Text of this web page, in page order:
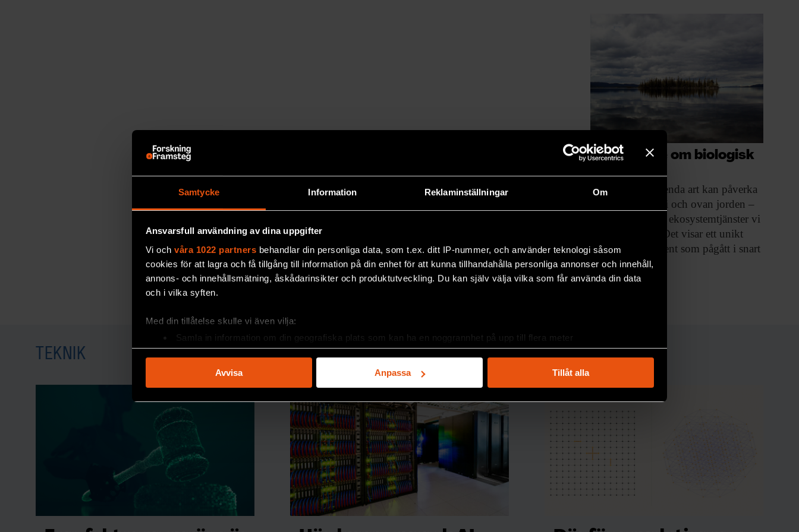
Samtycke Information Reklaminställningar Om
Ansvarsfull användning av dina uppgifter
Vi och våra 1022 partners behandlar din personliga data, som t.ex. ditt IP-nummer, och använder teknologi såsom
cookies för att lagra och få tillgång till information på din enhet för att kunna tillhandahålla personliga annonser och innehåll,
annons- och innehållsmätning, åskådarinsikter och produktutveckling. Du kan själv välja vilka som får använda din data
och i vilka syften.
Med din tillåtelse skulle vi även vilja:
Samla in information om din geografiska plats som kan ha en noggrannhet på upp till flera meter
Identifiera din enhet genom att aktivt skanna den för specifika kännetecken (fingeravtryck)
Ta reda på mer om hur dina personliga uppgifter behandlas och ställ in dina preferenser i
detaljsektionen. Du kan ändra
Vi använder enhetsidentifierare för att anpassa innehållet och annonserna till användarna, tillhandahålla funktioner för
sociala medier och analysera vår trafik. Vi vidarebefordrar även sådana identifierare och annan information från din enhet
till de sociala medier och annons- och analysföretag som vi samarbetar med. Dessa kan i sin tur kombinera informationen
med annan information som du har tillhandahållit eller som de har samlat in när du har använt deras tjänster.
Avvisa Anpassa Tillåt alla
Mikroskopbild från experimentet. De regelbundna röda fläckarna är pelarna i rutnätet som håller
cellerna instängda. Cellerna är genändrade så att delar av dem lyser rött på mikroskopbilden. De
gröna fläckarna är kloroplaster, de delar av cellen som innehåller klorofyll.
Dimitra Valadorou.
Forskar på ogräset backtrav
Unik studie om biologisk
mångfald
Förlusten av en
enda art kan påverka
funktioner både i och ovan jorden –
och försämra de ekosystemtjänster vi
är beroende av. Det visar ett unikt
svenskt experiment som pågått i snart
20 år.
TEKNIK